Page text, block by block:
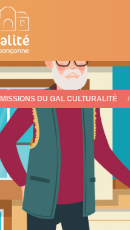
DU GAL CULTURALITÉ